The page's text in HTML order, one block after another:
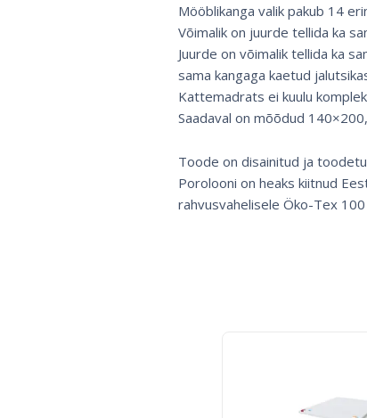
Mööblikanga valik pakub 14
Võimalik on juurde tellida ka
Juurde on võimalik tellida ka
sama kangaga kaetud
Kattemadrats ei kuulu
Saadaval on mõõdud
Toode on disainitud ja
Porolooni on heaks kiitnud
rahvusvahelisele Öko-Tex